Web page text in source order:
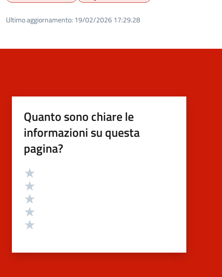
Ultimo aggiornamento: 19/02/2026 17:29.28
Quanto sono chiare le
informazioni su questa
pagina?
Valutazione